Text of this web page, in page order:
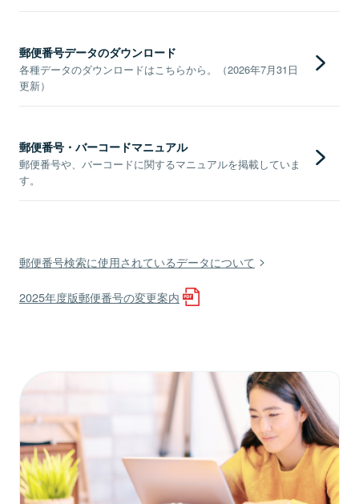
郵便番号データのダウンロード
各種データのダウンロードはこちらから。（2026年7月31日
更新）
郵便番号・バーコードマニュアル
郵便番号や、バーコードに関するマニュアルを掲載していま
す。
郵便番号検索に使用されているデータについて
2025年度版郵便番号の変更案内